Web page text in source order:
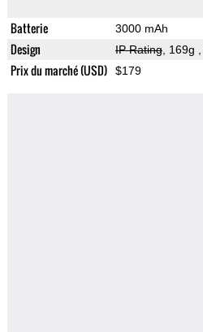
Batterie 3000 mAh
Design IP Rating, 169g
Prix du marché (USD) $179